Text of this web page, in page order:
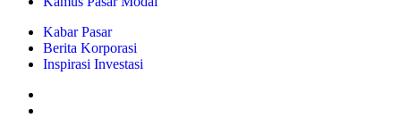
Kabar Pasar
Berita Korporasi
Inspirasi Investasi